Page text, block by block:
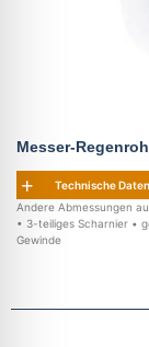
Messer-
Technische Daten
Andere Abmessungen
• 3-teiliges Scharnier •
Gewinde